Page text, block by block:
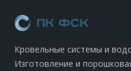
Кровельные системы и
Изготовление и